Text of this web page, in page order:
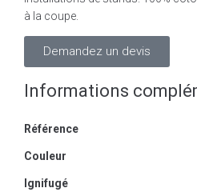
à la coupe.
Demandez un devis
Informations
Référence
Couleur
Ignifugé